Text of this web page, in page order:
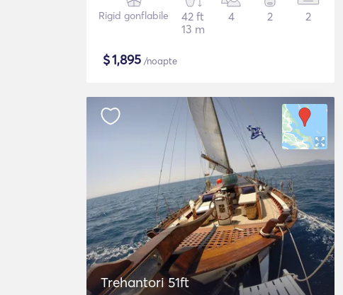
Rigid gonflabile
42 ft
13 m
4 2 2
$1,895 /noapte
Trehantori 51ft